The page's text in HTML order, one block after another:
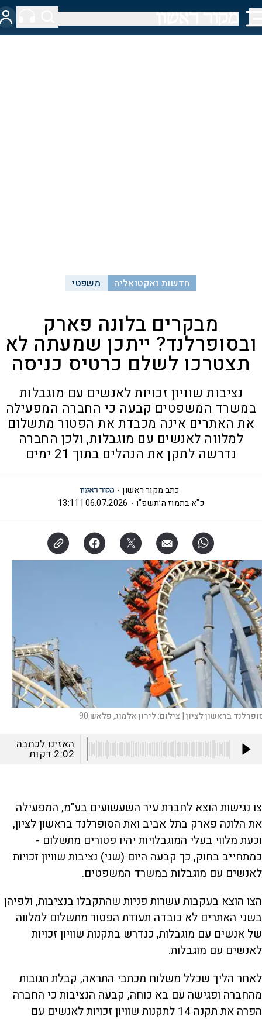
חדשות ואקטואליה משפטי
מבקרים בלונה פארק
ובסופרלנד? ייתכן שמעתה לא
תצטרכו לשלם כרטיס כניסה
נציבות שוויון זכויות לאנשים עם מוגבלות
במשרד המשפטים קבעה כי החברה המפעילה
את האתרים אינה מכבדת את הפטור מתשלום
למלווה לאנשים עם מוגבלות, ולכן החברה
נדרשה לתקן את הנהלים בתוך 21 ימים
כתב מקור ראשון
כ"א בתמוז ה׳תשפ"ו
06.07.2026 | 13:11
בראשון לציון | צילום:לירון אלמוג, פלאש 90
האזינו לכתבה
2:02 דקות
צו נגישות הוצא לחברת עיר השעשועים בע"מ, המפעילה
את הלונה פארק בתל אביב ואת הסופרלנד בראשון לציון,
וכעת מלווי בעלי המוגבלויות יהיו פטורים מתשלום -
כמתחייב בחוק, כך קבעה היום (שני) נציבות שוויון זכויות
לאנשים עם מוגבלות במשרד המשפטים.
הצו הוצא בעקבות עשרות פניות שהתקבלו בנציבות, ולפיהן
בשני האתרים לא כובדה תעודת הפטור מתשלום למלווה
של אנשים עם מוגבלות, כנדרש בתקנות שוויון זכויות
לאנשים עם מוגבלות.
לאחר הליך שכלל משלוח מכתבי התראה, קבלת תגובות
מהחברה ופגישה עם בא כוחה, קבעה הנציבות כי החברה
הפרה את תקנה 14 לתקנות שוויון זכויות לאנשים עם